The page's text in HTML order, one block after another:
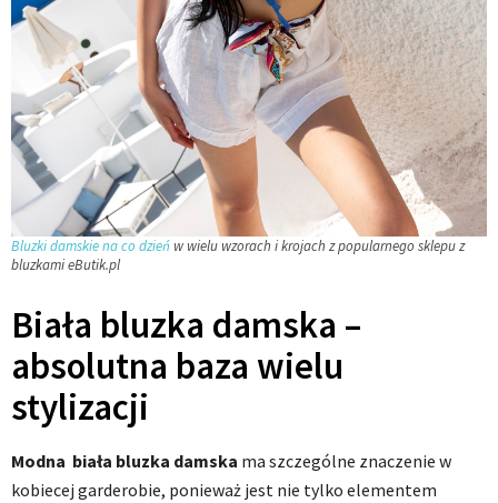
Bluzki damskie na co dzień w wielu wzorach i krojach z popularnego sklepu z
bluzkami eButik.pl
Biała bluzka damska –
absolutna baza wielu
stylizacji
Modna biała bluzka damska ma szczególne znaczenie w
kobiecej garderobie, ponieważ jest nie tylko elementem